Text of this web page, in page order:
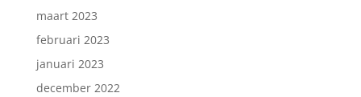
maart 2023
februari 2023
januari 2023
december 2022